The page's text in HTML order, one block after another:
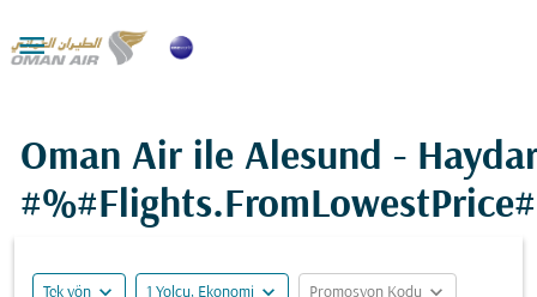

Oman Air ile Alesund -
Tek yön expand_more 1 Yolcu, Ekonomi expand_more Promosyon Kodu expand_more